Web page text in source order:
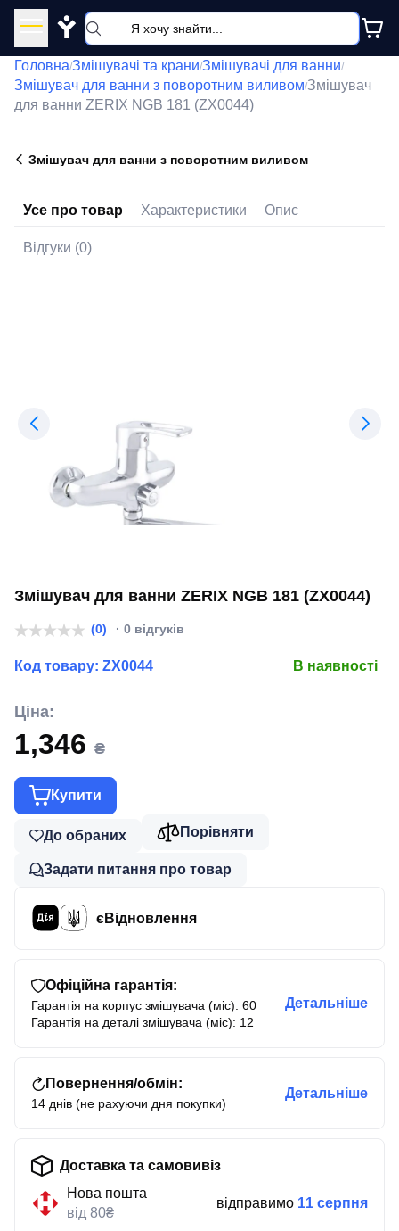
Y
Головна/Змішувачі та крани/Змішувачі для ванни/
Змішувач для ванни з поворотним виливом/Змішувач
для ванни ZERIX NGB 181 (ZX0044)
Змішувач для ванни з поворотним виливом
Усе про товар Характеристики Опис
Відгуки (0)
Змішувач для ванни ZERIX NGB 181 (ZX0044)
(0) · 0 відгуків
Код товару: ZX0044 В наявності
Ціна:
1,346 ₴
Купити
До обраних Порівняти
Задати питання про товар
єВідновлення
Офіційна гарантія:
Гарантія на корпус змішувача (міс): 60
Гарантія на деталі змішувача (міс): 12
Детальніше
Повернення/обмін:
14 днів (не рахуючи дня покупки)
Детальніше
Доставка та самовивіз
Нова пошта
від 80₴
відправимо 11 серпня